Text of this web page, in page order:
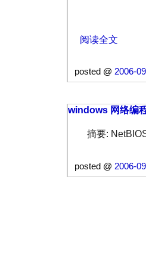
阅读全文
posted @ 2006-
windows 网络编
摘要:
posted @ 2006-